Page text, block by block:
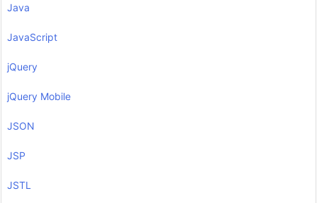
Java
JavaScript
jQuery
jQuery Mobile
JSON
JSP
JSTL